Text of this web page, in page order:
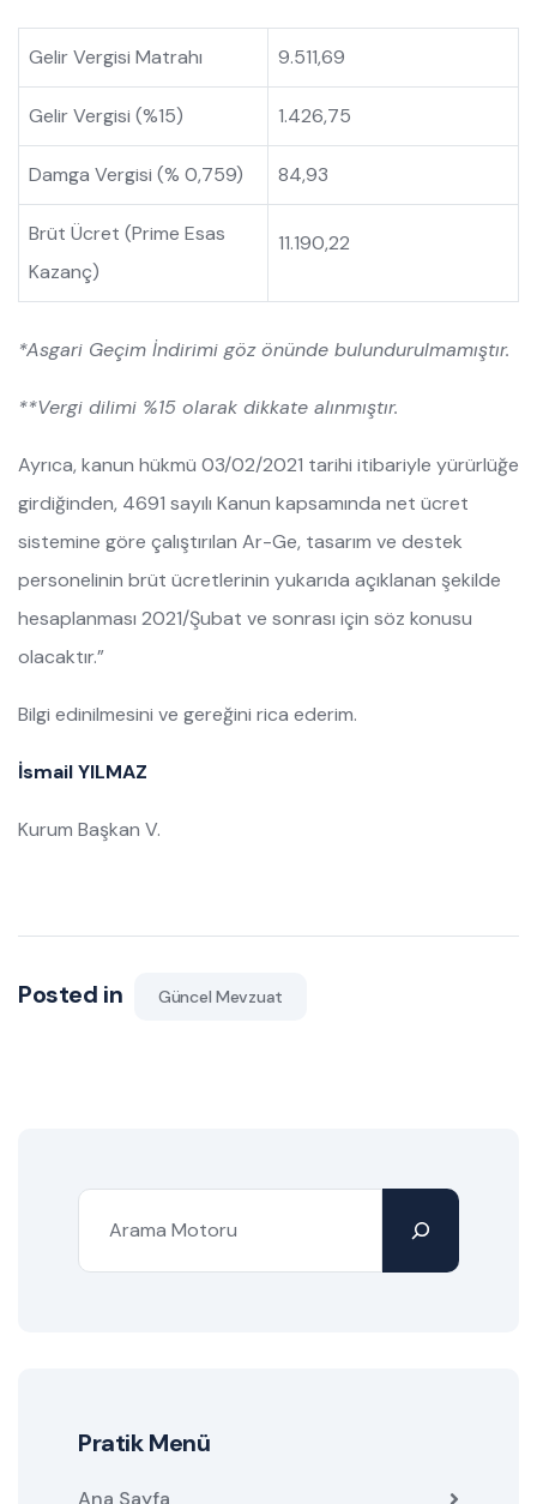
Gelir Vergisi Matrahı 9.511,69
Gelir Vergisi (%15) 1.426,75
Damga Vergisi (% 0,759) 84,93
Brüt Ücret (Prime Esas
Kazanç)
11.190,22
*Asgari Geçim İndirimi göz önünde bulundurulmamıştır.
**Vergi dilimi %15 olarak dikkate alınmıştır.
Ayrıca, kanun hükmü 03/02/2021 tarihi itibariyle yürürlüğe
girdiğinden, 4691 sayılı Kanun kapsamında net ücret
sistemine göre çalıştırılan Ar-Ge, tasarım ve destek
personelinin brüt ücretlerinin yukarıda açıklanan şekilde
hesaplanması 2021/Şubat ve sonrası için söz konusu
olacaktır.”
Bilgi edinilmesini ve gereğini rica ederim.
İsmail YILMAZ
Kurum Başkan V.
Posted in Güncel Mevzuat
Pratik Menü
Ana Sayfa